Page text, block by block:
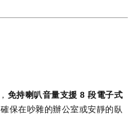
免持喇叭音量支援 8 段電子式
確保在吵雜的辦公室或安靜的臥